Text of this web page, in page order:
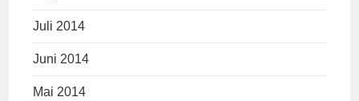
Juli 2014
Juni 2014
Mai 2014